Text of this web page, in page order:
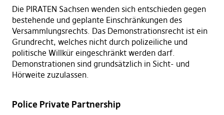
Die PIRATEN Sachsen wenden sich entschieden gegen
bestehende und geplante Einschränkungen des
Versammlungsrechts. Das Demonstrationsrecht ist ein
Grundrecht, welches nicht durch polizeiliche und
politische Willkür eingeschränkt werden darf.
Demonstrationen sind grundsätzlich in Sicht- und
Hörweite zuzulassen.
Police Private Partnership